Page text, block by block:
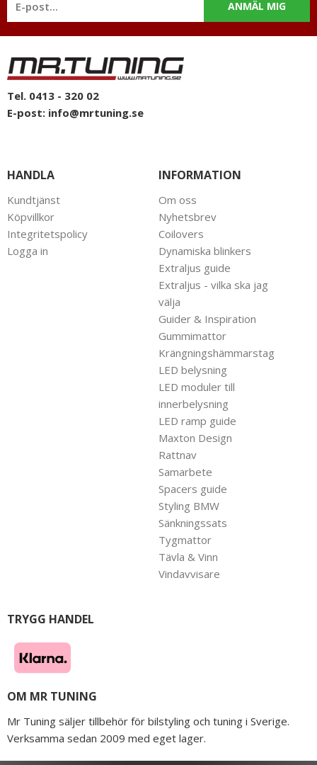
ANMÄL MIG
Tel. 0413 - 320 02
E-post: info@mrtuning.se
HANDLA
Kundtjänst
Köpvillkor
Integritetspolicy
Logga in
INFORMATION
Om oss
Nyhetsbrev
Coilovers
Dynamiska blinkers
Extraljus guide
Extraljus - vilka ska jag
välja
Guider & Inspiration
Gummimattor
Krängningshämmarstag
LED belysning
LED moduler till
innerbelysning
LED ramp guide
Maxton Design
Rattnav
Samarbete
Spacers guide
Styling BMW
Sänkningssats
Tygmattor
Tävla & Vinn
Vindavvisare
TRYGG HANDEL
OM MR TUNING
Mr Tuning säljer tillbehör för bilstyling och tuning i Sverige.
Verksamma sedan 2009 med eget lager.